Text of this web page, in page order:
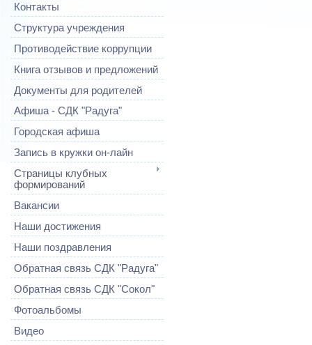
Контакты
Структура учреждения
Противодействие коррупции
Книга отзывов и предложений
Документы для родителей
Афиша - СДК "Радуга"
Городская афиша
Запись в кружки он-лайн
Страницы клубных
формирований
Вакансии
Наши достижения
Наши поздравления
Обратная связь СДК "Радуга"
Обратная связь СДК "Сокол"
Фотоальбомы
Видео